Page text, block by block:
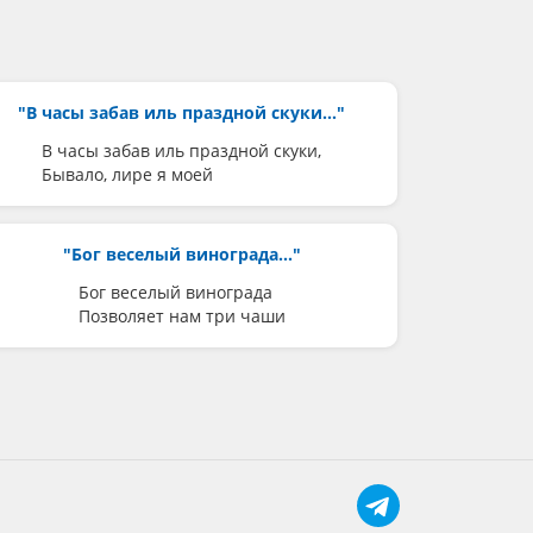
"В часы забав иль праздной скуки..."
В часы забав иль праздной скуки,
Бывало, лире я моей
"Бог веселый винограда..."
Бог веселый винограда
Позволяет нам три чаши